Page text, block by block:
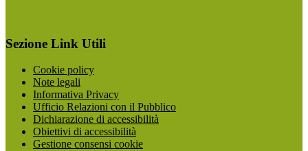
Sezione Link Utili
Cookie policy
Note legali
Informativa Privacy
Ufficio Relazioni con il Pubblico
Dichiarazione di accessibilità
Obiettivi di accessibilità
Gestione consensi cookie